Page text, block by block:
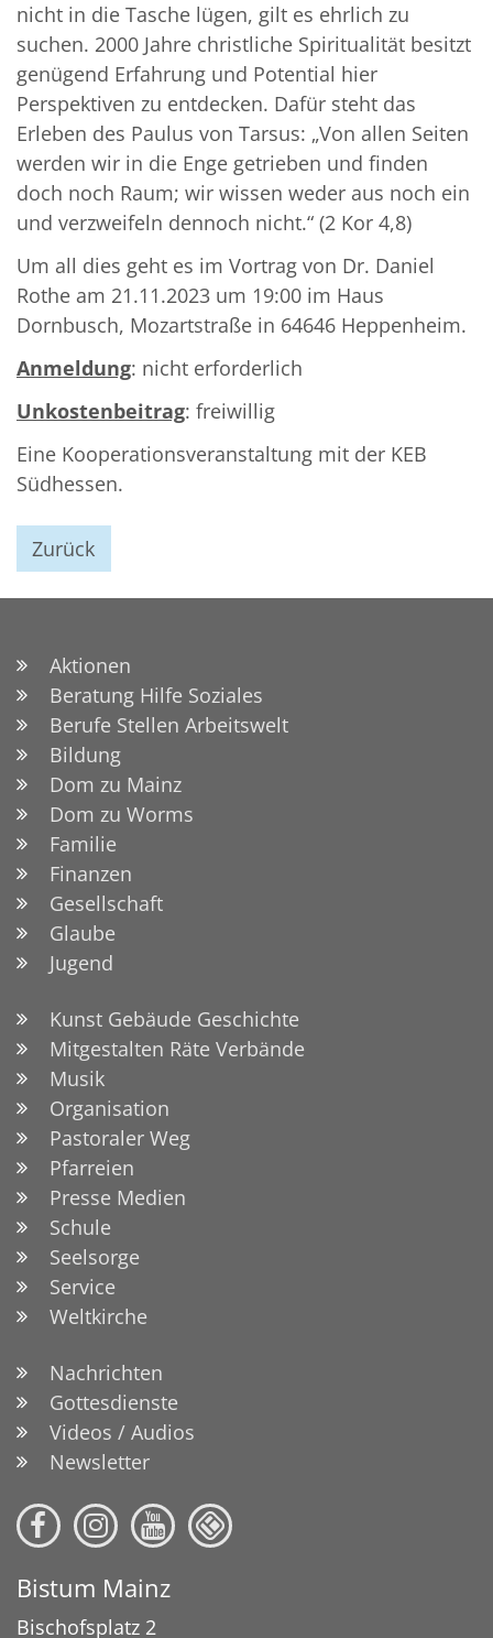
nicht in die Tasche lügen, gilt es ehrlich zu
suchen. 2000 Jahre christliche Spiritualität besitzt
genügend Erfahrung und Potential hier
Perspektiven zu entdecken. Dafür steht das
Erleben des Paulus von Tarsus: „Von allen Seiten
werden wir in die Enge getrieben und finden
doch noch Raum; wir wissen weder aus noch ein
und verzweifeln dennoch nicht.“ (2 Kor 4,8)
Um all dies geht es im Vortrag von Dr. Daniel
Rothe am 21.11.2023 um 19:00 im Haus
Dornbusch, Mozartstraße in 64646 Heppenheim.
Anmeldung: nicht erforderlich
Unkostenbeitrag: freiwillig
Eine Kooperationsveranstaltung mit der KEB
Südhessen.
Zurück
Aktionen
Beratung Hilfe Soziales
Berufe Stellen Arbeitswelt
Bildung
Dom zu Mainz
Dom zu Worms
Familie
Finanzen
Gesellschaft
Glaube
Jugend
Kunst Gebäude Geschichte
Mitgestalten Räte Verbände
Musik
Organisation
Pastoraler Weg
Pfarreien
Presse Medien
Schule
Seelsorge
Service
Weltkirche
Nachrichten
Gottesdienste
Videos / Audios
Newsletter
Bistum Mainz
Bischofsplatz 2